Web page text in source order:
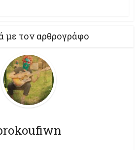
με τον αρθρογράφο